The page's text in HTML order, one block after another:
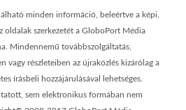
minden információ, beleértve a képi,
oldalak szerkezetét a GloboPort Média
Mindennemű továbbszolgáltatás,
vagy részleteiben az újraközlés kizárólag a
írásbeli hozzájárulásával lehetséges.
sem elektronikus formában nem